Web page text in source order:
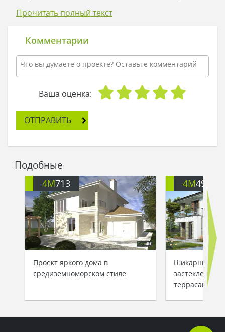
как я хочу, до последнего кирпичика! Строить
наблюдаешь, как день за днем неузнаваемая
конструкция постепенно превращается в
жилище твоей мечты. Ах, папа, если бы ты знал,
какой домик я хочу…
- Какой же - участливо спросил отец.
- Двухэтажный большой особняк! В стиле,
мире: классическом! Со стенами цвета теплого
солнца, с балкончиками и красной печной
Властелин Трои в тот же день велел начать
строительство. Лучшие мастера собрались на
месте, где возводился дом для юной
наследницы. День и ночь, в жару и в холод шли
работы, и наконец-то дом был построен.
- Папа, - сказала Елена, - посмотри, что
получилось.
- Этот особняк достоин дочери Троянского
повелителя - сказал отец и с улыбкой посмотрел
на свое отражение: Елену…
Прочитать полный текст
Комментарии
Ваша оценка:
ОТПРАВИТЬ
Подобные
4M713
Проект яркого дома в
средиземноморском стиле
4M499
Шикарный
террасами